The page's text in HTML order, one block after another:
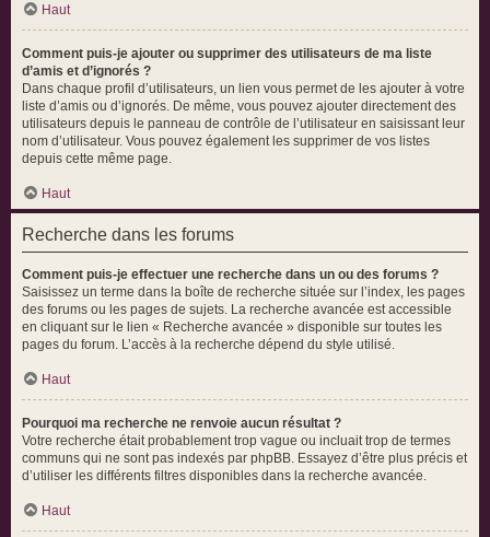
Haut
Comment puis-je ajouter ou supprimer des utilisateurs de ma liste
d’amis et d’ignorés ?
Dans chaque profil d’utilisateurs, un lien vous permet de les ajouter à votre
liste d’amis ou d’ignorés. De même, vous pouvez ajouter directement des
utilisateurs depuis le panneau de contrôle de l’utilisateur en saisissant leur
nom d’utilisateur. Vous pouvez également les supprimer de vos listes
depuis cette même page.
Haut
Recherche dans les forums
Comment puis-je effectuer une recherche dans un ou des forums ?
Saisissez un terme dans la boîte de recherche située sur l’index, les pages
des forums ou les pages de sujets. La recherche avancée est accessible
en cliquant sur le lien « Recherche avancée » disponible sur toutes les
pages du forum. L’accès à la recherche dépend du style utilisé.
Haut
Pourquoi ma recherche ne renvoie aucun résultat ?
Votre recherche était probablement trop vague ou incluait trop de termes
communs qui ne sont pas indexés par phpBB. Essayez d’être plus précis et
d’utiliser les différents filtres disponibles dans la recherche avancée.
Haut